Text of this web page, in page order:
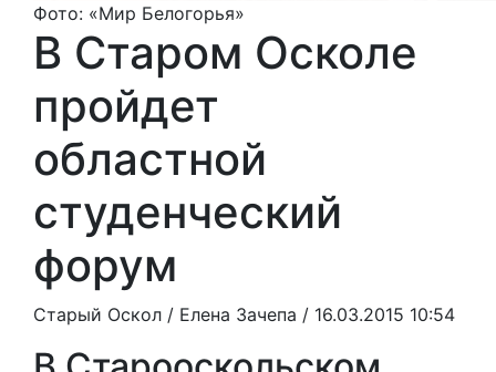
Фото: «Мир Белогорья»
В Старом Осколе
пройдет
областной
студенческий
форум
Старый Оскол / Елена Зачепа / 16.03.2015 10:54